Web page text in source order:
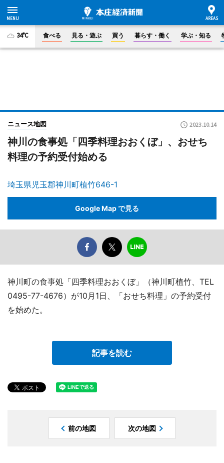
34°C 食べる 見る・遊ぶ 買う 暮らす・働く 学ぶ・知る
ニュース地図 2023.10.14
神川の食事処「四季料理おおくぼ」、おせち
料理の予約受付始める
埼玉県児玉郡神川町植竹646-1
Google Map で見る
神川町の食事処「四季料理おおくぼ」（神川町植竹、TEL
0495-77-4676）が10月1日、「おせち料理」の予約受付
を始めた。
記事を読む
前の地図 次の地図